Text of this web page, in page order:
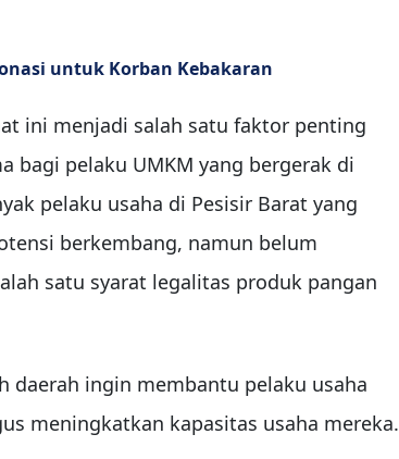
untuk Korban Kebakaran
ini menjadi salah satu faktor penting
bagi pelaku UMKM yang bergerak di
pelaku usaha di Pesisir Barat yang
berkembang, namun belum
satu syarat legalitas produk pangan
ingin membantu pelaku usaha
meningkatkan kapasitas usaha mereka.